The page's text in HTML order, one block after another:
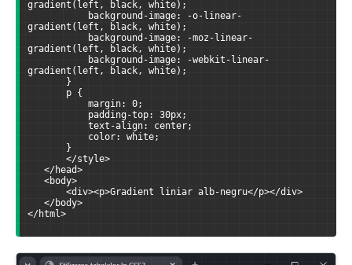
gradient(left, black, white);
background-image: -o-linear-
gradient(left, black, white);
background-image: -moz-linear-
gradient(left, black, white);
background-image: -webkit-linear-
gradient(left, black, white);
}
p {
margin: 0;
padding-top: 30px;
text-align: center;
color: white;
}
</style>
</head>
<body>
<div><p>Gradient liniar alb-negru</p></div>
</body>
</html>